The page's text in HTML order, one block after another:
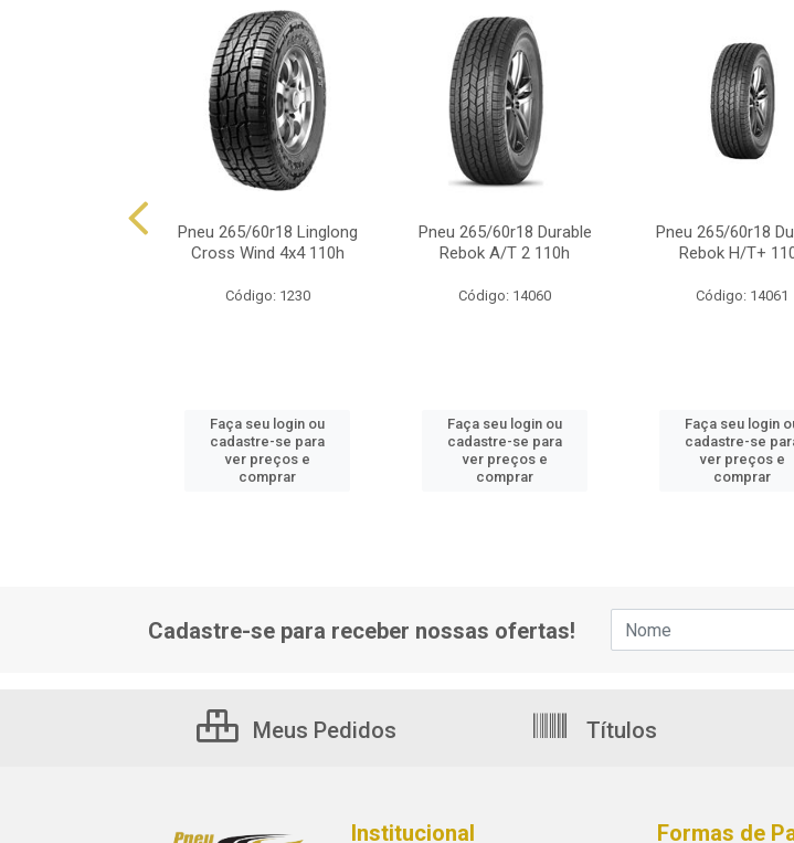
Pneu 265/60r18 Linglong
Cross Wind 4x4 110h
Código: 1230
Faça seu login ou
cadastre-se para
ver preços e
comprar
Pneu 265/60r18 Durable
Rebok A/T 2 110h
Código: 14060
Faça seu login ou
cadastre-se para
ver preços e
comprar
Pneu 265/60r18
Rebok H/T+
Código: 14061
Faça seu login
cadastre-se
ver preços e
comprar
Cadastre-se para receber nossas ofertas!
Meus Pedidos Títulos
Institucional Formas de